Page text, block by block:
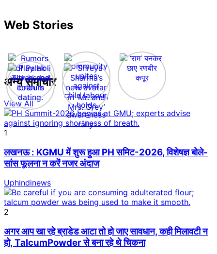
Web Stories
अन्य समाचार
View All
1
लखनऊ : KGMU में शुरू हुआ PH समिट-2026, विशेषज्ञ बोले-
सांस फूलना न करें नजर अंदाज
Uphindinews
2
अगर आप खा रहे ब्राडेड आटा तो हो जाए सावधान, कही मिलावटी न
हो, TalcumPowder से बना रहे थे चिकना